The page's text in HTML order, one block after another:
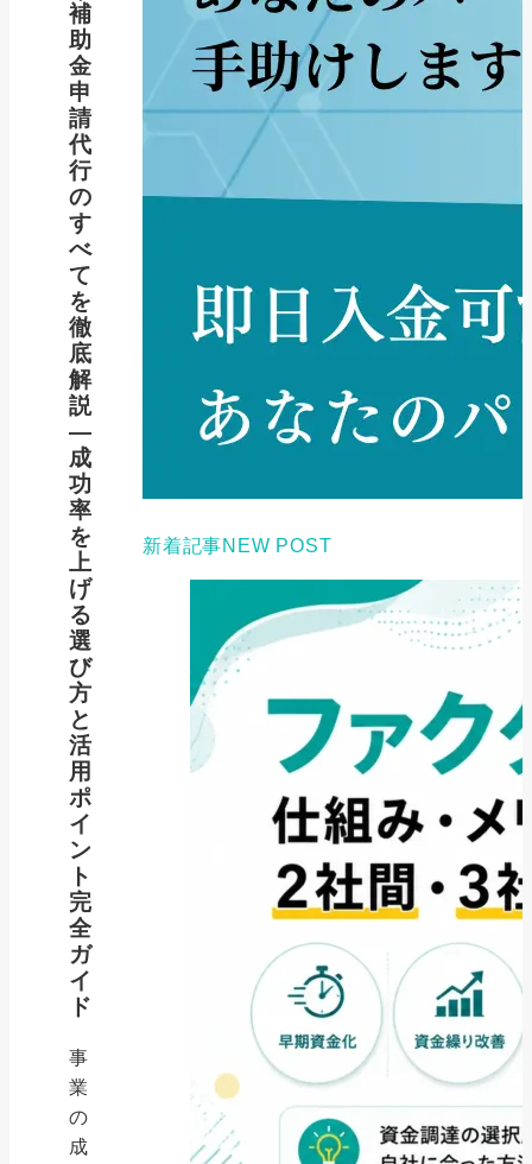
補
助
金
申
請
代
行
の
す
べ
て
を
徹
底
解
説
―
成
功
率
を
上
げ
る
選
び
方
と
活
用
ポ
イ
ン
ト
完
全
ガ
イ
ド
事
業
の
成
新着記事NEW POST